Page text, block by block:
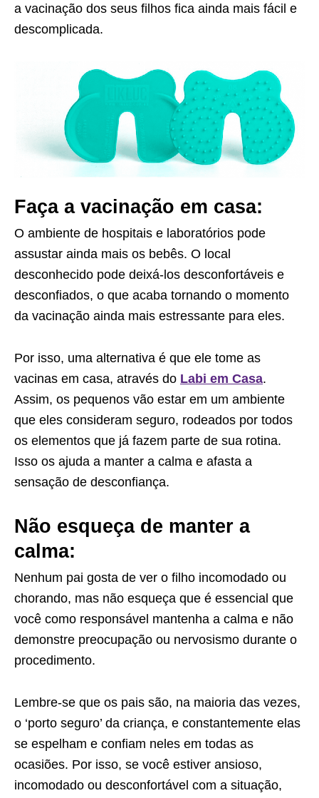
a vacinação dos seus filhos fica ainda mais fácil e
descomplicada.
Faça a vacinação em casa:
O ambiente de hospitais e laboratórios pode
assustar ainda mais os bebês. O local
desconhecido pode deixá-los desconfortáveis e
desconfiados, o que acaba tornando o momento
da vacinação ainda mais estressante para eles.
Por isso, uma alternativa é que ele tome as
vacinas em casa, através do Labi em Casa.
Assim, os pequenos vão estar em um ambiente
que eles consideram seguro, rodeados por todos
os elementos que já fazem parte de sua rotina.
Isso os ajuda a manter a calma e afasta a
sensação de desconfiança.
Não esqueça de manter a
calma:
Nenhum pai gosta de ver o filho incomodado ou
chorando, mas não esqueça que é essencial que
você como responsável mantenha a calma e não
demonstre preocupação ou nervosismo durante o
procedimento.
Lembre-se que os pais são, na maioria das vezes,
o ‘porto seguro’ da criança, e constantemente elas
se espelham e confiam neles em todas as
ocasiões. Por isso, se você estiver ansioso,
incomodado ou desconfortável com a situação,